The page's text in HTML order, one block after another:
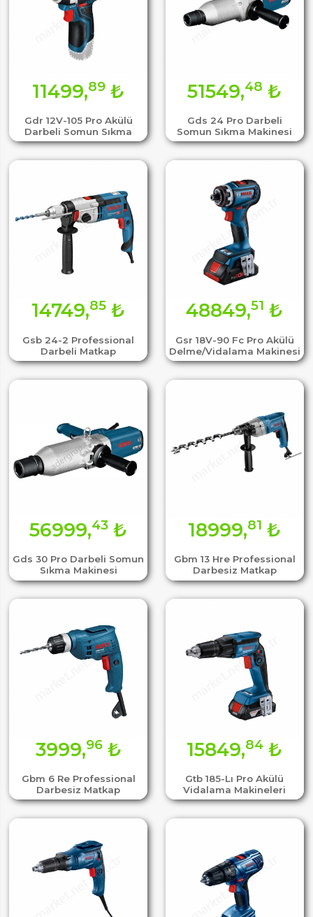
Gdr 12V-105 Pro Akülü
Darbeli Somun Sıkma
11499,89 ₺
Gds 24 Pro Darbeli
Somun Sıkma Makinesi
51549,48 ₺
Gsb 24-2 Professional
Darbeli Matkap
14749,85 ₺
Gsr 18V-90 Fc Pro Akülü
Delme/Vidalama Makinesi
48849,51 ₺
Gds 30 Pro Darbeli Somun
Sıkma Makinesi
56999,43 ₺
Gbm 13 Hre Professional
Darbesiz Matkap
18999,81 ₺
Gbm 6 Re Professional
Darbesiz Matkap
3999,96₺
Gtb 185-Lı Pro Akülü
Vidalama Makineleri
15849,84 ₺